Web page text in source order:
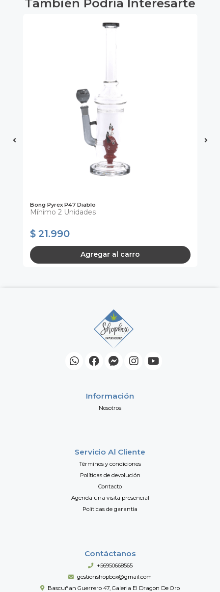
Bong Pyrex P47 Diablo
Mínimo 2 Unidades
$ 21.990
Agregar al carro
Información
Nosotros
Servicio Al Cliente
Términos y condiciones
Políticas de devolución
Contacto
Agenda una visita presencial
Políticas de garantía
Contáctanos
+56950668565
gestionshopbox@gmail.com
Bascuñan Guerrero 47, Galeria El Dragon De Oro